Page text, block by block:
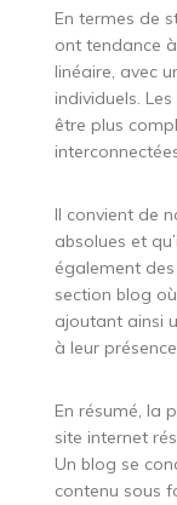
En termes de
ont tendance
linéaire, avec
individuels.
être plus
Il convient de
absolues et
également
section blog
ajoutant ainsi
à leur
En résumé, la
site internet
Un blog se
contenu sous